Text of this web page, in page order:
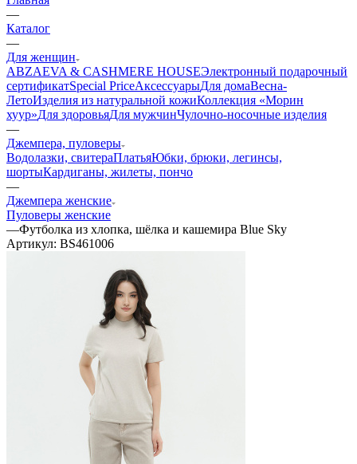
—
Каталог
—
Для женщин
ABZAEVA & CASHMERE HOUSEЭлектронный подарочный
сертификатSpecial PriceАксессуарыДля домаВесна-
ЛетоИзделия из натуральной кожиКоллекция «Морин
хуур»Для здоровьяДля мужчинЧулочно-носочные изделия
—
Джемпера, пуловеры
Водолазки, свитераПлатьяЮбки, брюки, легинсы,
шортыКардиганы, жилеты, пончо
—
Джемпера женские
Пуловеры женские
—Футболка из хлопка, шёлка и кашемира Blue Sky
Артикул: BS461006